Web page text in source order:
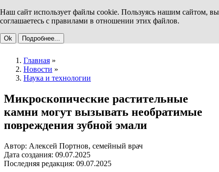
Наш сайт использует файлы cookie. Пользуясь нашим сайтом, вы
соглашаетесь с правилами в отношении этих файлов.
Ok Подробнее...
Главная »
Новости »
Наука и технологии
Микроскопические растительные
камни могут вызывать необратимые
повреждения зубной эмали
Автор: Алексей Портнов, семейный врач
Дата создания: 09.07.2025
Последняя редакция: 09.07.2025